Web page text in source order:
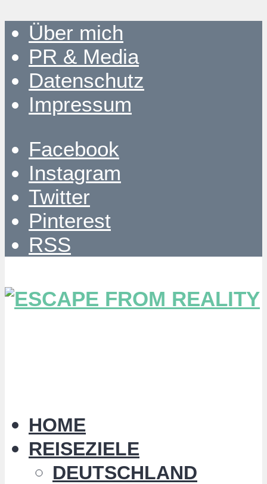
Über mich
PR & Media
Datenschutz
Impressum
Facebook
Instagram
Twitter
Pinterest
RSS
HOME
REISEZIELE
DEUTSCHLAND